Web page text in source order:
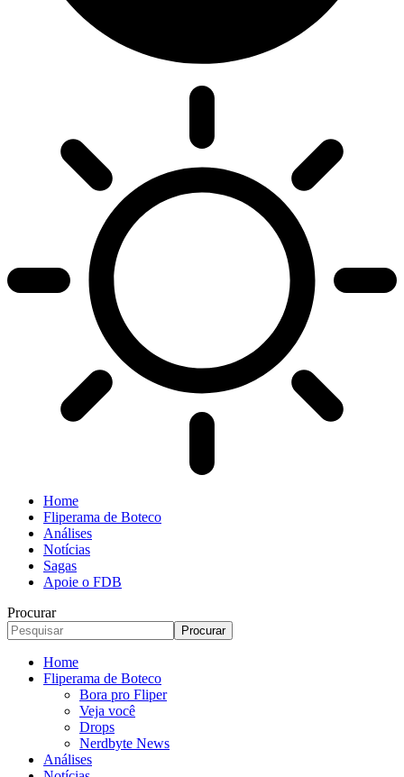
Home
Fliperama de Boteco
Análises
Notícias
Sagas
Apoie o FDB
Procurar
Home
Fliperama de Boteco
Bora pro Fliper
Veja você
Drops
Nerdbyte News
Análises